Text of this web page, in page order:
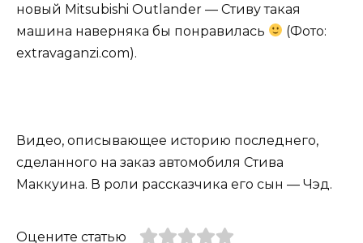
новый Mitsubishi Outlander — Стиву такая
машина наверняка бы понравилась
(Фото:
extravaganzi.com).
Видео, описывающее историю последнего,
сделанного на заказ автомобиля Стива
Маккуина. В роли рассказчика его сын — Чэд.
Оцените статью